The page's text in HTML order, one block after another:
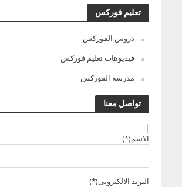
تعليم فوركس
دروس الفوركس
فيديوهات تعليم فوركس
مدرسة الفوركس
تواصل معنا
الاسم(*)
البريد الالكترونى(*)